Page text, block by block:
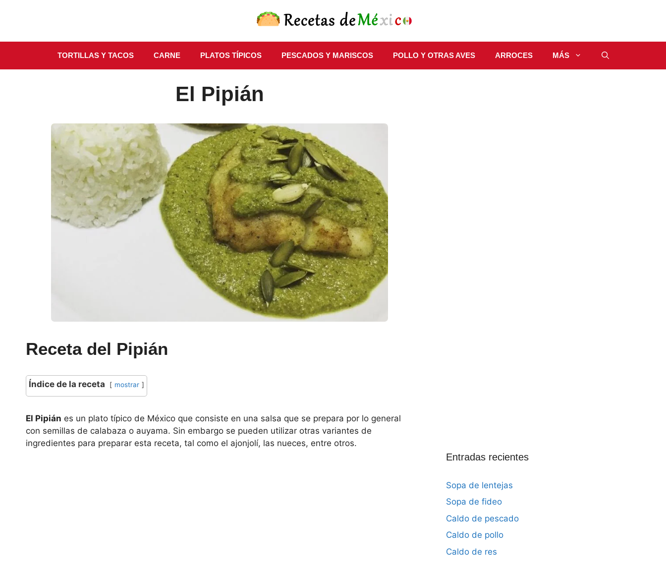
TORTILLAS Y TACOS CARNE PLATOS TÍPICOS PESCADOS Y MARISCOS POLLO Y OTRAS AVES ARROCES MÁS
El Pipián
Receta del Pipián
Índice de la receta mostrar
El Pipián es un plato típico de México que consiste en una salsa que se prepara por lo general
con semillas de calabaza o auyama. Sin embargo se pueden utilizar otras variantes de
ingredientes para preparar esta receta, tal como el ajonjolí, las nueces, entre otros.
Entradas recientes
Sopa de lentejas
Sopa de fideo
Caldo de pescado
Caldo de pollo
Caldo de res